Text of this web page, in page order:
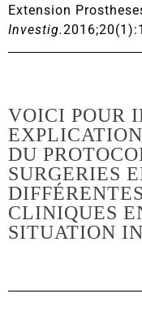
Extension
Investig.
VOICI POUR
DU
SURGERIES
CLINIQUES
SITUATION